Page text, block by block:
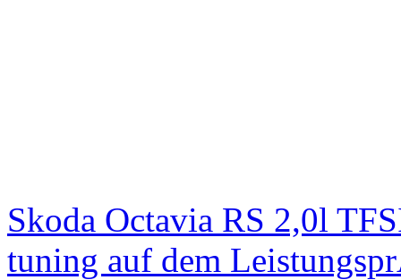
Skoda Octavia RS 2,0l
tuning auf dem